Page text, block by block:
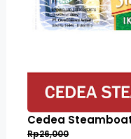
Cedea
Rp26,000